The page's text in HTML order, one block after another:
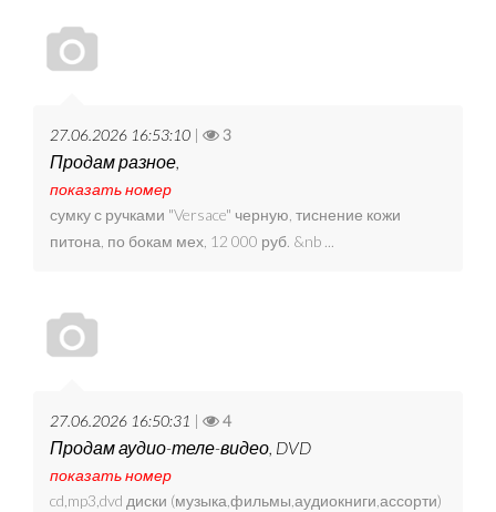
27.06.2026 16:53:10 | 3
Продам разное,
показать номер
сумку с ручками "Versace" черную, тиснение кожи
питона, по бокам мех, 12 000 руб. &nb ...
27.06.2026 16:50:31 | 4
Продам аудио-теле-видео, DVD
показать номер
cd,mp3,dvd диски (музыка,фильмы,аудиокниги,ассорти)